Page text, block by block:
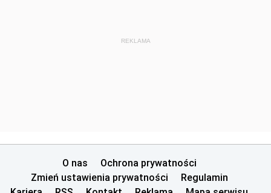
REKLAMA
O nas
Ochrona prywatności
Zmień ustawienia prywatności
Regulamin